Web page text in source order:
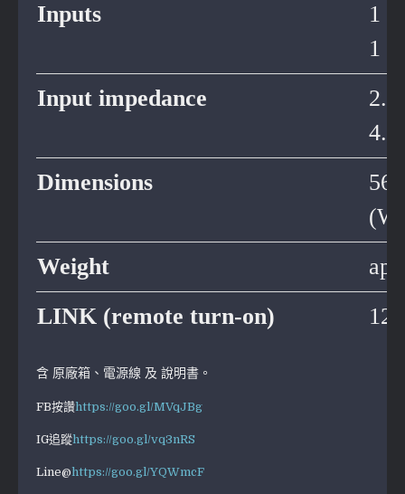
Inputs
1
1
Input impedance
4.0
Dimensions
Weight
LINK (remote turn-on)
12
含 原廠箱、電源線 及 說明書。
FB按讚https://goo.gl/MVqJBg
IG追蹤https://goo.gl/vq3nRS
Line@https://goo.gl/YQWmcF